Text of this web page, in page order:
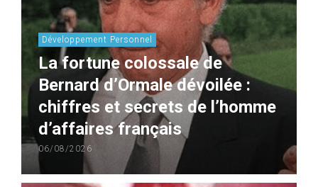
Développement Personnel
La fortune colossale de
Bernard d’Ormale dévoilée :
chiffres et secrets de l’homme
d’affaires français
06/08/2026